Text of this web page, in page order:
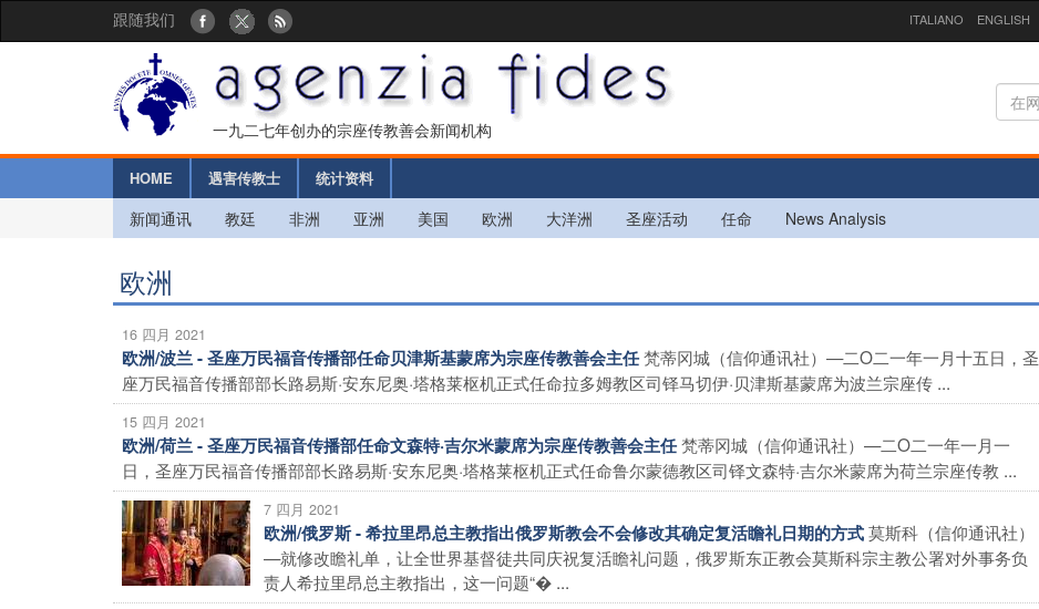
跟随我们 ITALIANO ENGLISH
一九二七年创办的宗座传教善会新闻机构
HOME 遇害传教士 统计资料
新闻通讯 教廷 非洲 亚洲 美国 欧洲 大洋洲 圣座活动 任命 News Analysis
欧洲
16 四月 2021
欧洲/波兰 - 圣座万民福音传播部任命贝津斯基蒙席为宗座传教善会主任梵蒂冈城（信仰通讯社）—二O二一年一月十五日，圣
座万民福音传播部部长路易斯·安东尼奥·塔格莱枢机正式任命拉多姆教区司铎马切伊·贝津斯基蒙席为波兰宗座传 ...
15 四月 2021
欧洲/荷兰 - 圣座万民福音传播部任命文森特·吉尔米蒙席为宗座传教善会主任梵蒂冈城（信仰通讯社）—二O二一年一月一
日，圣座万民福音传播部部长路易斯·安东尼奥·塔格莱枢机正式任命鲁尔蒙德教区司铎文森特·吉尔米蒙席为荷兰宗座传教 ...
7 四月 2021
欧洲/俄罗斯 - 希拉里昂总主教指出俄罗斯教会不会修改其确定复活瞻礼日期的方式莫斯科（信仰通讯社）
—就修改瞻礼单，让全世界基督徒共同庆祝复活瞻礼问题，俄罗斯东正教会莫斯科宗主教公署对外事务负
责人希拉里昂总主教指出，这一问题“� ...